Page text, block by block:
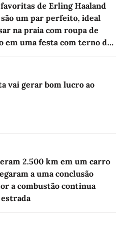
de Erling Haaland
um par perfeito, ideal
na praia com roupa de
em uma festa com terno de
vai gerar bom lucro ao
2.500 km em um carro
a uma conclusão
a combustão continua